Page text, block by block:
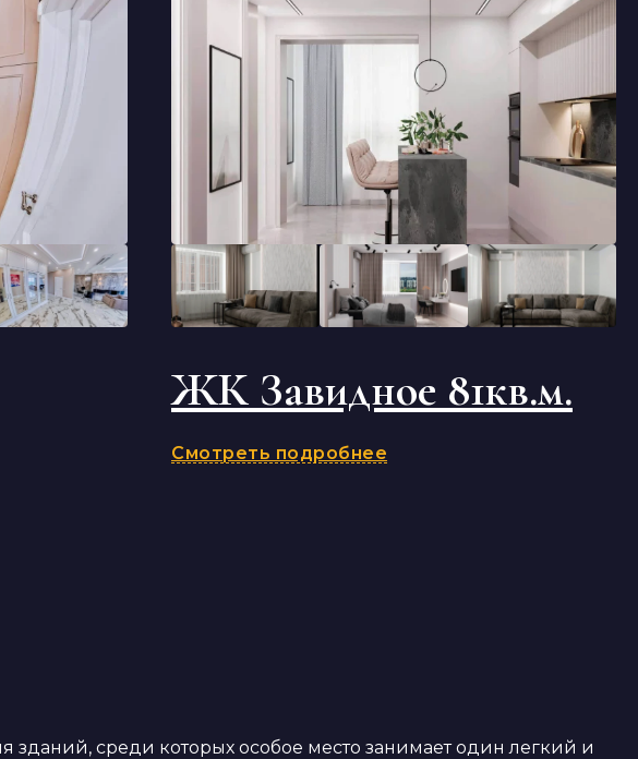
ЖК Завидное 81кв.м.
Смотреть подробнее
среди которых особое место занимает один легкий и